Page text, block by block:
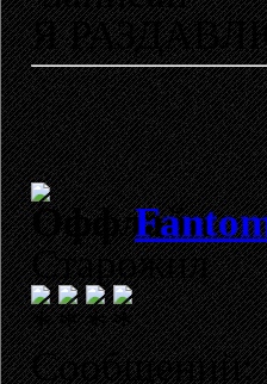
Я
Старожил
Сообщений: